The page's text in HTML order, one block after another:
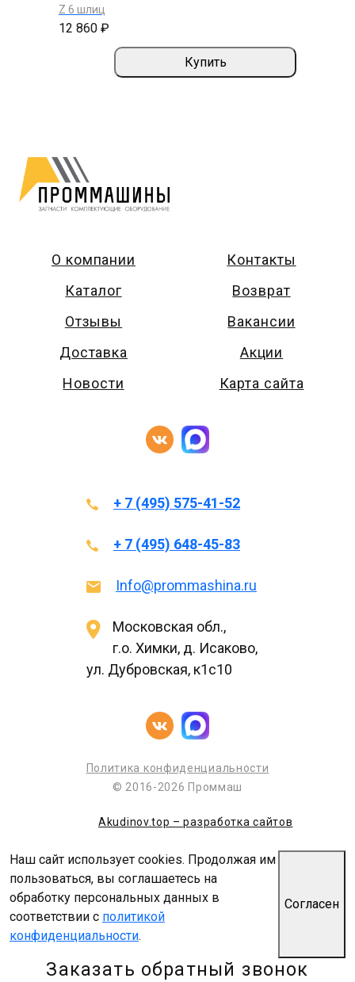
Z 6 шлиц
12 860 ₽
Купить
О компании
Каталог
Отзывы
Доставка
Новости
Контакты
Возврат
Вакансии
Акции
Карта сайта
+ 7 (495) 575-41-52
+ 7 (495) 648-45-83
Info@prommashina.ru
Московская обл.,
г.о. Химки, д. Исаково,
ул. Дубровская, к1с10
Политика конфиденциальности
© 2016-2026 Проммаш
Akudinov.top – разработка сайтов
Наш сайт использует cookies. Продолжая им
пользоваться, вы соглашаетесь на
обработку персональных данных в
соответствии с политикой
конфиденциальности.
Согласен
Заказать обратный звонок